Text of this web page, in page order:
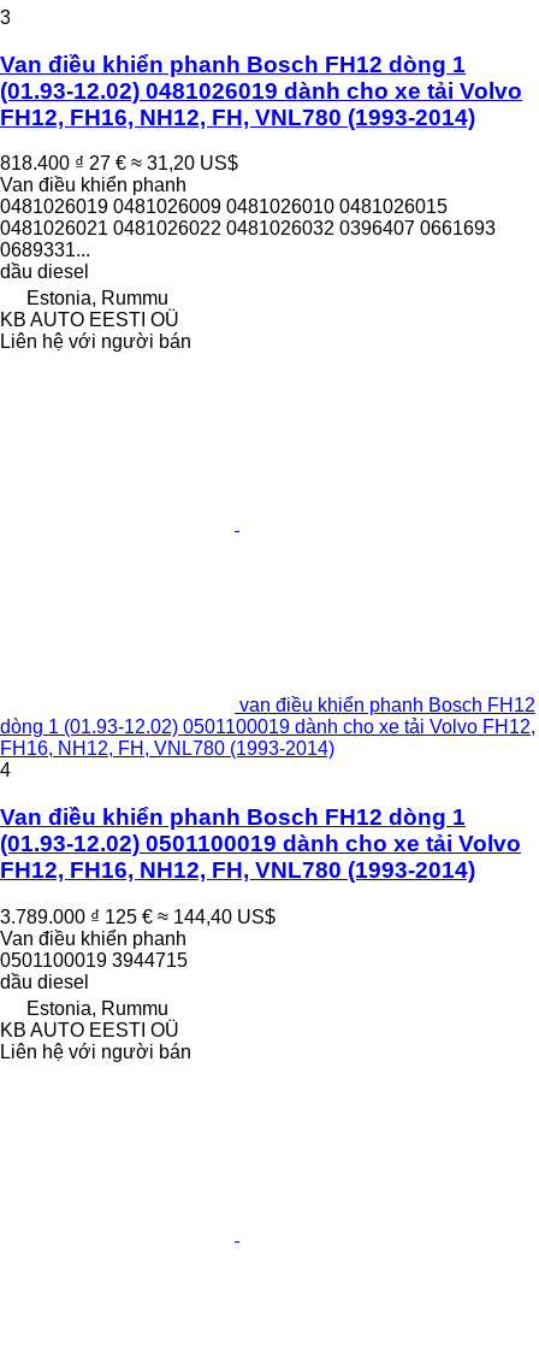
3
Van điều khiển phanh Bosch FH12 dòng 1
(01.93-12.02) 0481026019 dành cho xe tải Volvo
FH12, FH16, NH12, FH, VNL780 (1993-2014)
818.400 ₫ 27 € ≈ 31,20 US$
Van điều khiển phanh
0481026019 0481026009 0481026010 0481026015
0481026021 0481026022 0481026032 0396407 0661693
0689331...
dầu diesel
Estonia, Rummu
KB AUTO EESTI OÜ
Liên hệ với người bán
van điều khiển phanh Bosch FH12
dòng 1 (01.93-12.02) 0501100019 dành cho xe tải Volvo FH12,
FH16, NH12, FH, VNL780 (1993-2014)
4
Van điều khiển phanh Bosch FH12 dòng 1
(01.93-12.02) 0501100019 dành cho xe tải Volvo
FH12, FH16, NH12, FH, VNL780 (1993-2014)
3.789.000 ₫ 125 € ≈ 144,40 US$
Van điều khiển phanh
0501100019 3944715
dầu diesel
Estonia, Rummu
KB AUTO EESTI OÜ
Liên hệ với người bán